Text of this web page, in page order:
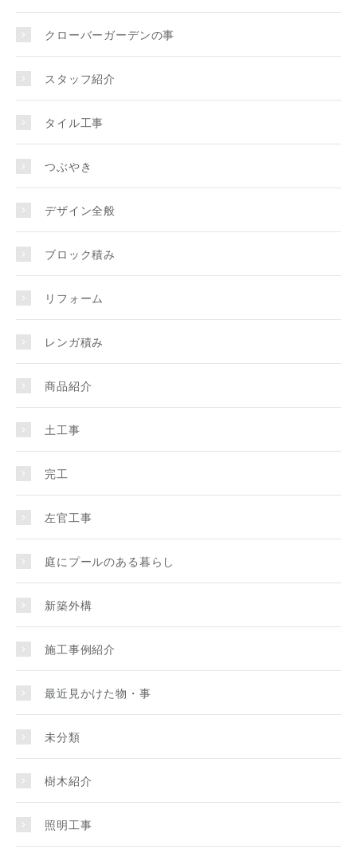
クローバーガーデンの事
スタッフ紹介
タイル工事
つぶやき
デザイン全般
ブロック積み
リフォーム
レンガ積み
商品紹介
土工事
完工
左官工事
庭にプールのある暮らし
新築外構
施工事例紹介
最近見かけた物・事
未分類
樹木紹介
照明工事